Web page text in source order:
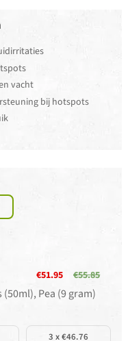
vacht
bij hotspots
€51.95 €55.85
Pea (9 gram)
3 x €46.76